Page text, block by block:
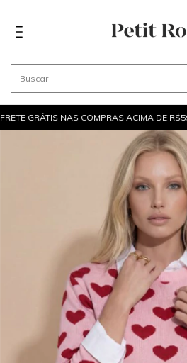
GRÁTIS NAS COMPRAS ACIMA DE R$599